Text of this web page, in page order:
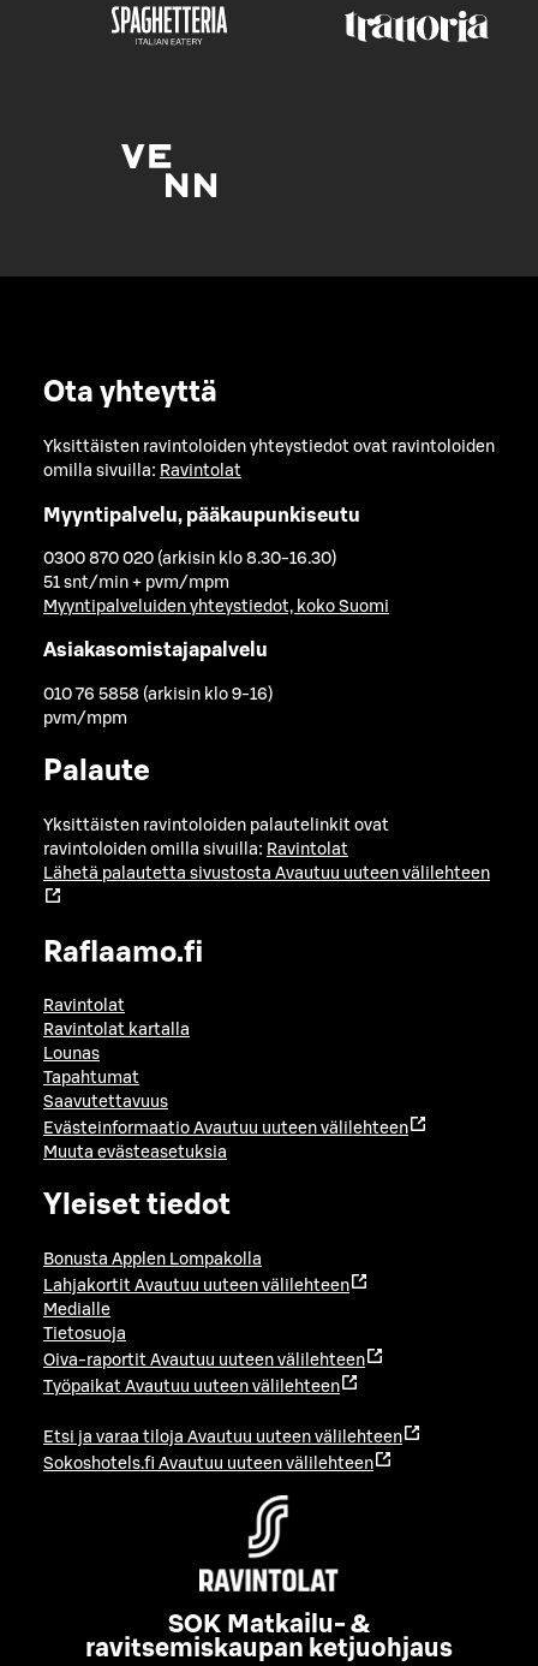
Ota yhteyttä
Yksittäisten ravintoloiden yhteystiedot ovat ravintoloiden
omilla sivuilla: Ravintolat
Myyntipalvelu, pääkaupunkiseutu
0300 870 020 (arkisin klo 8.30-16.30)
51 snt/min + pvm/mpm
Myyntipalveluiden yhteystiedot, koko Suomi
Asiakasomistajapalvelu
010 76 5858 (arkisin klo 9-16)
pvm/mpm
Palaute
Yksittäisten ravintoloiden palautelinkit ovat
ravintoloiden omilla sivuilla: Ravintolat
Lähetä palautetta sivustosta Avautuu uuteen välilehteen
Raflaamo.fi
Ravintolat
Ravintolat kartalla
Lounas
Tapahtumat
Saavutettavuus
Evästeinformaatio Avautuu uuteen välilehteen
Muuta evästeasetuksia
Yleiset tiedot
Bonusta Applen Lompakolla
Lahjakortit Avautuu uuteen välilehteen
Medialle
Tietosuoja
Oiva-raportit Avautuu uuteen välilehteen
Työpaikat Avautuu uuteen välilehteen
Etsi ja varaa tiloja Avautuu uuteen välilehteen
Sokoshotels.fi Avautuu uuteen välilehteen
SOK Matkailu- &
ravitsemiskaupan ketjuohjaus